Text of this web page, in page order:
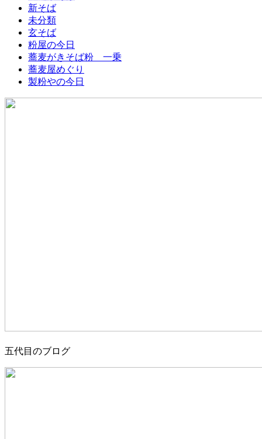
新そば
未分類
玄そば
粉屋の今日
蕎麦がきそば粉 一乗
蕎麦屋めぐり
製粉やの今日
五代目のブログ